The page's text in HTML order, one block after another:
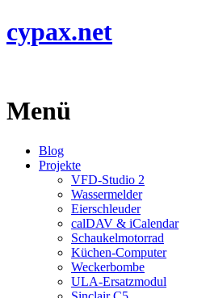
cypax.net
Menü
Blog
Projekte
VFD-Studio 2
Wassermelder
Eierschleuder
calDAV & iCalendar
Schaukelmotorrad
Küchen-Computer
Weckerbombe
ULA-Ersatzmodul